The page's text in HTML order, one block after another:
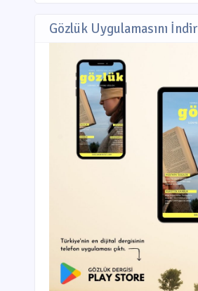
Gözlük Uygulamasını İndir